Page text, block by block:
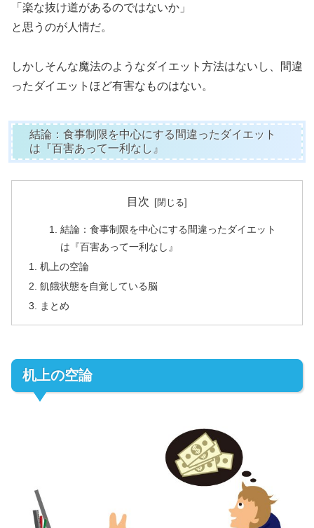
「楽な抜け道があるのではないか」
と思うのが人情だ。
しかしそんな魔法のようなダイエット方法はないし、間違
ったダイエットほど有害なものはない。
結論：食事制限を中心にする間違ったダイエット
は『百害あって一利なし』
目次
結論：食事制限を中心にする間違ったダイエット
は『百害あって一利なし』
机上の空論
飢餓状態を自覚している脳
まとめ
机上の空論